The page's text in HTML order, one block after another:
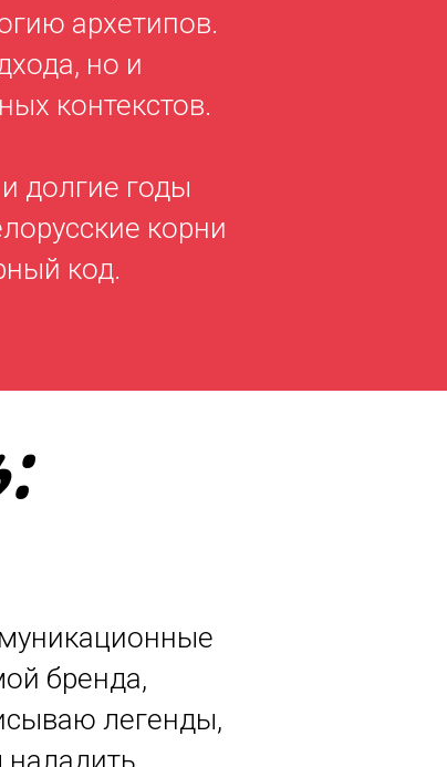
архетипов.
но и
контекстов.
долгие годы
корни
код.
бренда,
легенды,